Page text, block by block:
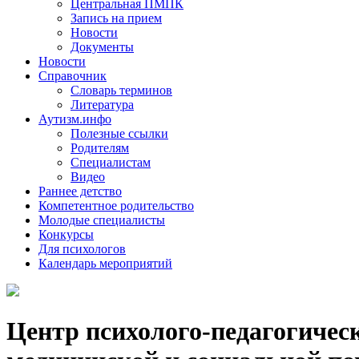
Центральная ПМПК
Запись на прием
Новости
Документы
Новости
Справочник
Словарь терминов
Литература
Аутизм.инфо
Полезные ссылки
Родителям
Специалистам
Видео
Раннее детство
Компетентное родительство
Молодые специалисты
Конкурсы
Для психологов
Календарь мероприятий
Центр психолого-